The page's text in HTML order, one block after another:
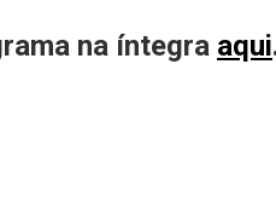
na íntegra aqui